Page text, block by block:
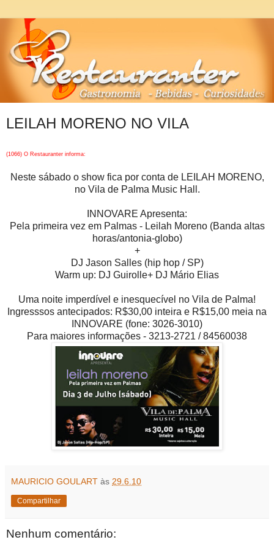
LEILAH MORENO NO VILA
(1066) O Restauranter informa:
Neste sábado o show fica por conta de LEILAH MORENO,
no Vila de Palma Music Hall.
INNOVARE Apresenta:
Pela primeira vez em Palmas - Leilah Moreno (Banda altas
horas/antonia-globo)
+
DJ Jason Salles (hip hop / SP)
Warm up: DJ Guirolle+ DJ Mário Elias
Uma noite imperdível e inesquecível no Vila de Palma!
Ingresssos antecipados: R$30,00 inteira e R$15,00 meia na
INNOVARE (fone: 3026-3010)
Para maiores informações - 3213-2721 / 84560038
MAURICIO GOULART às 29.6.10
Compartilhar
Nenhum comentário: